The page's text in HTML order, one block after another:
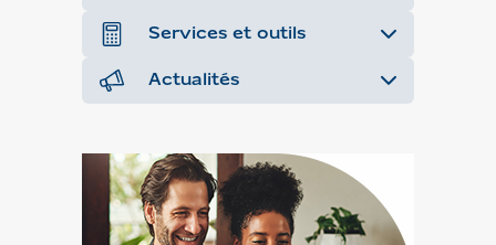
Services et outils
Actualités